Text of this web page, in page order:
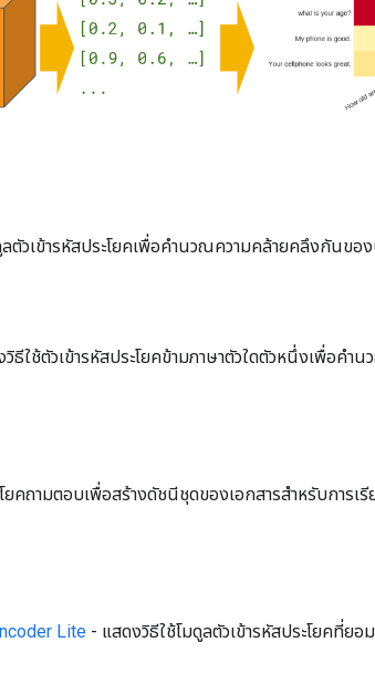
ตัวเข้ารหัสประโยคเพื่อคำนวณความคล้ายคลึงกันของ
วิธีใช้ตัวเข้ารหัสประโยคข้ามภาษาตัวใดตัวหนึ่งเพื่อค
ยคถามตอบเพื่อสร้างดัชนีชุดของเอกสารสำหรับการเ
Lite - แสดงวิธีใช้โมดูลตัวเข้ารหัสประโยคที่ยอ